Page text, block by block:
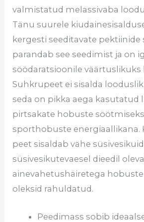
valmistatud melassivaba
Tänu suurele
kergesti seeditavate pektiinide
parandab see seedimist ja on
söödaratsioonile väärtuslikuks
Suhkrupeet ei sisalda
seda on pikka aega kasutatud
pirtsakate hobuste
sporthobuste energiaallikana.
peet sisaldab vähe
süsivesikutevaesel dieedil
ainevahetushäiretega hobuste
oleksid rahuldatud.
Peedimass sobib